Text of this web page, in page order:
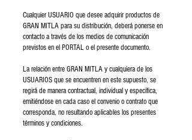
Cualquier USUARIO que desee adquirir productos de
GRAN MITLA para su distribución, deberá ponerse en
contacto a través de los medios de comunicación
previstos en el PORTAL o el presente documento.
La relación entre GRAN MITLA y cualquiera de los
USUARIOS que se encuentren en este supuesto, se
regirá de manera contractual, individual y específica,
emitiéndose en cada caso el convenio o contrato que
corresponda, no resultando aplicables los presentes
términos y condiciones.